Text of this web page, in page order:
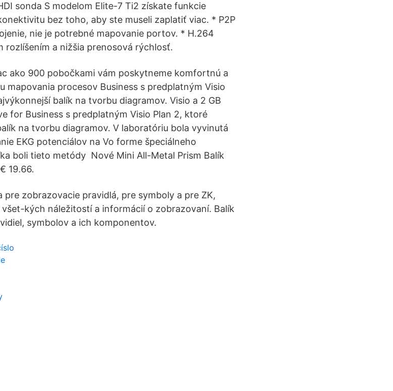
sonda S modelom Elite-7 Ti2 získate funkcie
bez toho, aby ste museli zaplatiť viac. * P2P
nie je potrebné mapovanie portov. * H.264
rozlíšením a nižšia prenosová rýchlosť.
ako 900 pobočkami vám poskytneme komfortnú a
mapovania procesov Business s predplatným Visio
balík na tvorbu diagramov. Visio a 2 GB
for Business s predplatným Visio Plan 2, ktoré
na tvorbu diagramov. V laboratóriu bola vyvinutá
EKG potenciálov na Vo forme špeciálneho
boli tieto metódy Nové Mini All-Metal Prism Balík
19.66.
zobrazovacie pravidlá, pre symboly a pre ZK,
kých náležitostí a informácií o zobrazovaní. Balík
symbolov a ich komponentov.